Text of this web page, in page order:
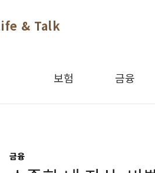
& Talk
보험 금융
금융